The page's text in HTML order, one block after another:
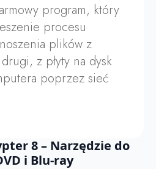
program, który
procesu
plików z
z płyty na dysk
poprzez sieć
8 – Narzędzie do
i Blu-ray